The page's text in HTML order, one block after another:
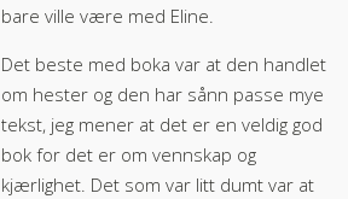
bare ville være med Eline.
Det beste med boka var at den handlet
om hester og den har sånn passe mye
tekst, jeg mener at det er en veldig god
bok for det er om vennskap og
kjærlighet. Det som var litt dumt var at